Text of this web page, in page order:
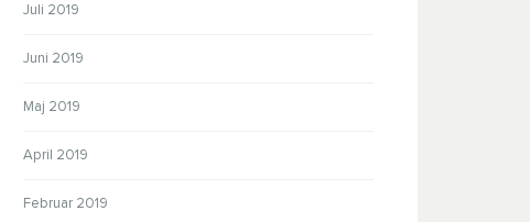
Juli 2019
Juni 2019
Maj 2019
April 2019
Februar 2019